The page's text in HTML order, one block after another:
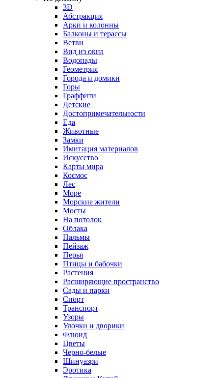
3D
Абстракция
Арки и колонны
Балконы и терассы
Ветви
Вид из окна
Водопады
Геометрия
Города и домики
Горы
Граффити
Детские
Достопримечательности
Еда
Животные
Замки
Имитация материалов
Искусство
Карты мира
Космос
Лес
Море
Морские жители
Мосты
На потолок
Облака
Пальмы
Пейзаж
Перья
Птицы и бабочки
Растения
Расширяющие пространство
Сады и парки
Спорт
Транспорт
Узоры
Улочки и дворики
Флюид
Цветы
Черно-белые
Шинуазри
Эротика